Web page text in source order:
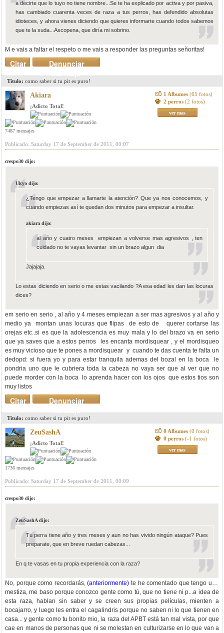
a decirte que lo tuyo no tiene nombre...Se te ha explicado por activa y por pasiva,
has cambiado cuarenta veces de raza a tus perros, has defendido absolutas
idioteces, y ahora vienes diciendo que quieres informarte cuando todos sabemos
que te la suda...Ascopena, que diría mi sobrino.
M e vais a faltar el respeto o me vais a responder las preguntas señoritas!
Denunciar
mensaje
Citar
Titulo: como saber si tu pit es puro!
Akiara
¡Adicto Total!
7487 mensajes
1 Albumes (65 fotos)
2 perros (2 fotos)
ver mas
Publicado: Saturday 17 de September de 2011, 00:07
crespo30 dijo:
Ukyo dijo:
¿Tengo que empezar a llamarte la atención? Que ya nos conocemos, y
cuando empiezas así te quedan dos minutos para empezar a insultar.
akiara dijo:
al año y cuatro meses empiezan a volverse mas agresivos , ten
cuidado no te vayas levantar sin un brazo algun dia
Jajajaja.
Lo estas diciendo en serio o me estas vacilando ?A esa edad les dan las locuras
dices?
em serio en serio , al año y 4 meses empiezan a ser mas agresivos y al año y
medio ya montan unas locuras que flipas de esto de querer cortarse las
orejas etc..si es que la adolescencia es muy mala y lo del brazo va en serio
que ya saves que a estos perros les encanta mordisquear , y el mordisqueo
es muy vicioso que te pones a mordisquear y cuando te das cuenta te falta un
dedopd: si fuera yo y para estar tranquila ademas del bozal en la boca le
pondria uno que le cubriera toda la cabeza no vaya ser que al ver que no
puede morder con la boca lo aprenda hacer con los ojos que estos tios son
muy listos
Denunciar
mensaje
Citar
Titulo: como saber si tu pit es puro!
ZeuSashA
¡Adicto Total!
1736 mensajes
0 Albumes (0 fotos)
0 perros (-1 fotos)
ver mas
Publicado: Saturday 17 de September de 2011, 00:09
crespo30 dijo:
ZeuSashA dijo:
Tu perra tiene año y tres meses y aun no has vivido ningún ataque? Pues
preparate, que en breve ruedan cabezas...
En q te vasas en tu propia experiencia con la raza?
No, porque como recordarás,(anteriormente) te he comentado que tengo una
mestiza, me baso porque conozco gente como tú, que no tiene ni p...a idea de
esta raza, hablan sin saber y se creen sus propias películas, mienten a
bocajarro, y luego les entra el cagalindris porque no saben ni lo que tienen en
casa... y gente como tu bonito mio, la raza del APBT está tan mal vista, por que
cae en manos de personas que ni se molestan en culturizarse en lo que van a